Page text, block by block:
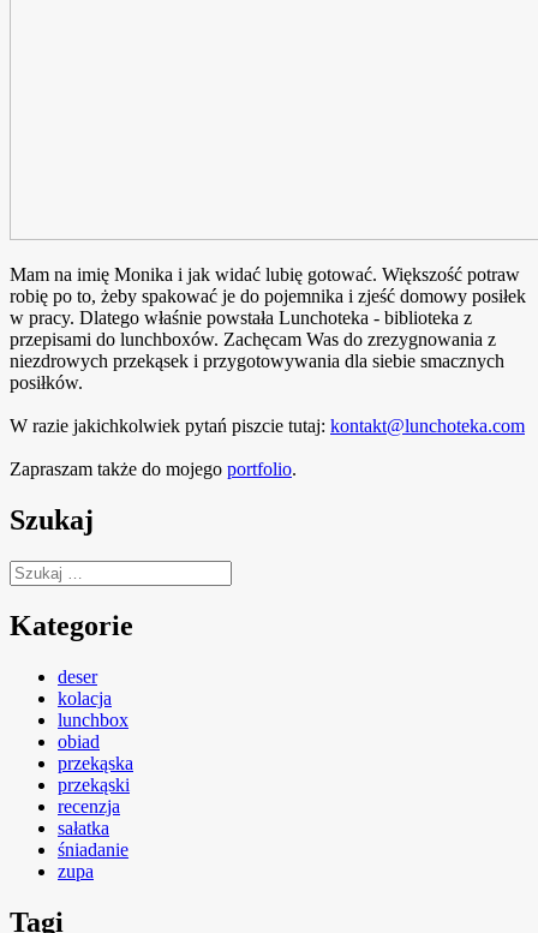
Mam na imię Monika i jak widać lubię gotować. Większość potraw
robię po to, żeby spakować je do pojemnika i zjeść domowy posiłek
w pracy. Dlatego właśnie powstała Lunchoteka - biblioteka z
przepisami do lunchboxów. Zachęcam Was do zrezygnowania z
niezdrowych przekąsek i przygotowywania dla siebie smacznych
posiłków.
W razie jakichkolwiek pytań piszcie tutaj: kontakt@lunchoteka.com
Zapraszam także do mojego portfolio.
Szukaj
Szukaj:
Kategorie
deser
kolacja
lunchbox
obiad
przekąska
przekąski
recenzja
sałatka
śniadanie
zupa
Tagi